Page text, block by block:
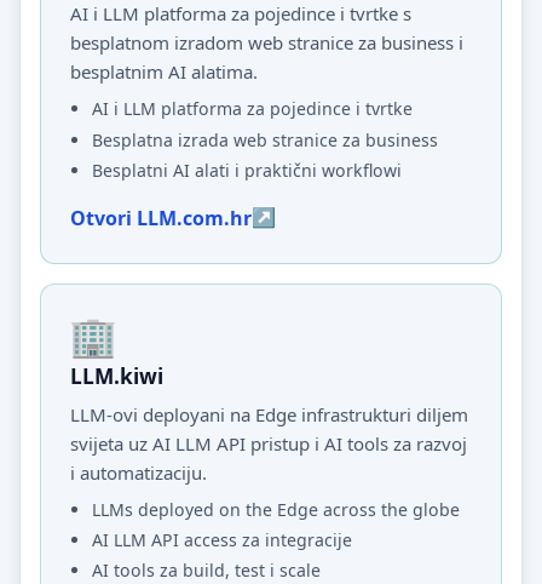
AI i LLM platforma za pojedince i tvrtke s
besplatnom izradom web stranice za business i
besplatnim AI alatima.
AI i LLM platforma za pojedince i tvrtke
Besplatna izrada web stranice za business
Besplatni AI alati i praktični workflowi
Otvori LLM.com.hr
LLM.kiwi
LLM-ovi deployani na Edge infrastrukturi diljem
svijeta uz AI LLM API pristup i AI tools za razvoj
i automatizaciju.
LLMs deployed on the Edge across the globe
AI LLM API access za integracije
AI tools za build, test i scale